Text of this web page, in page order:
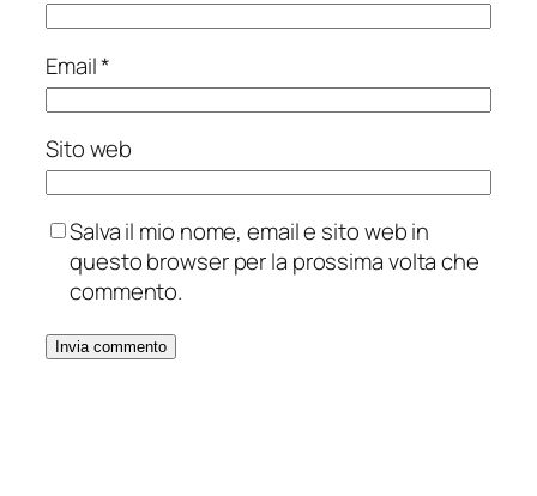
Email*
Sito web
Salva il mio nome, email e sito web in
questo browser per la prossima volta che
commento.